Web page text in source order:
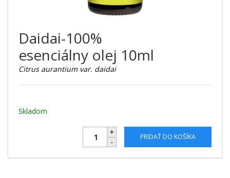
Daidai-100%
esenciálny olej 10ml
Citrus aurantium var. daidai
Skladom
PRIDAŤ DO KOŠÍKA